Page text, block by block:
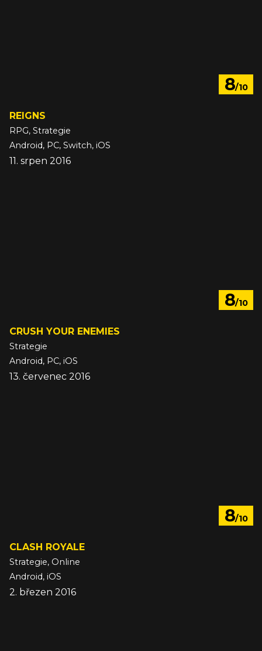
8/10
REIGNS
RPG, Strategie
Android, PC, Switch, iOS
11. srpen 2016
8/10
CRUSH YOUR ENEMIES
Strategie
Android, PC, iOS
13. červenec 2016
8/10
CLASH ROYALE
Strategie, Online
Android, iOS
2. březen 2016